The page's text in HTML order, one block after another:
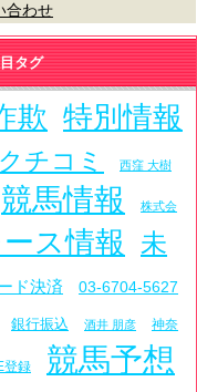
合わせ
タグ
欺 特別情報
クチコミ 西窪 大樹
競馬情報 株式会
ース情報
未
ド決済 03-6704-5627
銀行振込 酒井 朋彦 神奈
登録
競馬予想